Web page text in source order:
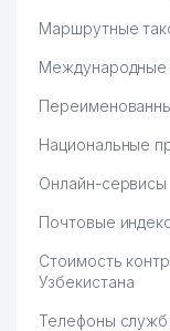
Маршрутные
Международные
Национальные
Онлайн-сервисы
Почтовые
Стоимость
Узбекистана
Телефоны